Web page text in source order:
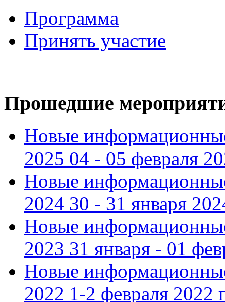
Программа
Принять участие
Прошедшие
Новые
2025 04 - 05 февраля
Новые
2024 30 - 31 января
Новые
2023 31 января - 01
Новые
2022 1-2 февраля 2022